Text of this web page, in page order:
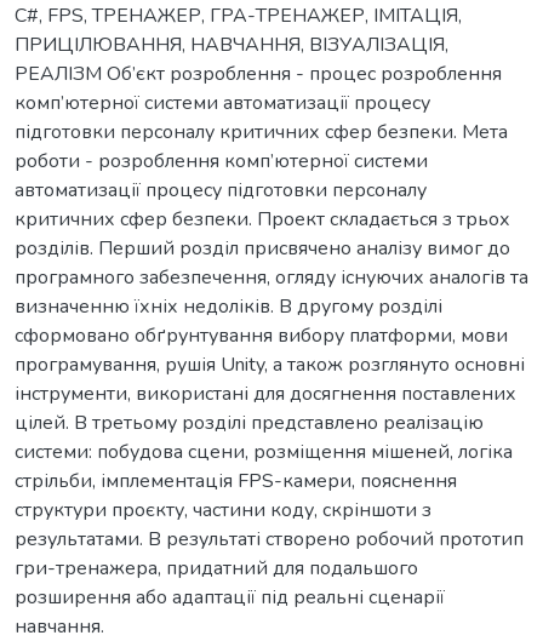
C#, FPS, ТРЕНАЖЕР, ГРА-ТРЕНАЖЕР, ІМІТАЦІЯ,
ПРИЦІЛЮВАННЯ, НАВЧАННЯ, ВІЗУАЛІЗАЦІЯ,
РЕАЛІЗМ Об’єкт розроблення - процес розроблення
комп’ютерної системи автоматизації процесу
підготовки персоналу критичних сфер безпеки. Мета
роботи - розроблення комп’ютерної системи
автоматизації процесу підготовки персоналу
критичних сфер безпеки. Проект складається з трьох
розділів. Перший розділ присвячено аналізу вимог до
програмного забезпечення, огляду існуючих аналогів та
визначенню їхніх недоліків. В другому розділі
сформовано обґрунтування вибору платформи, мови
програмування, рушія Unity, а також розглянуто основні
інструменти, використані для досягнення поставлених
цілей. В третьому розділі представлено реалізацію
системи: побудова сцени, розміщення мішеней, логіка
стрільби, імплементація FPS-камери, пояснення
структури проєкту, частини коду, скріншоти з
результатами. В результаті створено робочий прототип
гри-тренажера, придатний для подальшого
розширення або адаптації під реальні сценарії
навчання.